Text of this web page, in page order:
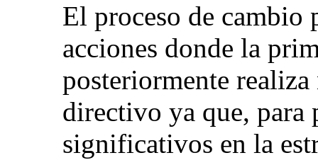
El proceso de cambio
acciones donde la
posteriormente
directivo ya que, para
significativos en la